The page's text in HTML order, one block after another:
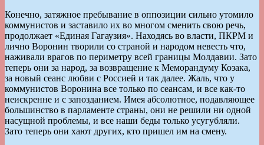
Конечно, затяжное пребывание в оппозиции сильно утомило
коммунистов и заставило их во многом сменить свою речь,
продолжает «Единая Гагаузия». Находясь во власти, ПКРМ и
лично Воронин творили со страной и народом невесть что,
наживали врагов по периметру всей границы Молдавии. Зато
теперь они за народ, за возвращение к Меморандуму Козака,
за новый сеанс любви с Россией и так далее. Жаль, что у
коммунистов Воронина все только по сеансам, и все как-то
неискренне и с запозданием. Имея абсолютное, подавляющее
большинство в парламенте страны, они не решили ни одной
насущной проблемы, и все наши беды только усугубляли.
Зато теперь они хают других, кто пришел им на смену.